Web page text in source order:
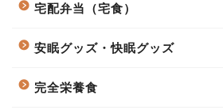
宅配弁当（宅食）
安眠グッズ・快眠グッズ
完全栄養食